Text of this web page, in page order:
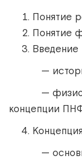
Понятие
Понятие
—
—
концепции
—